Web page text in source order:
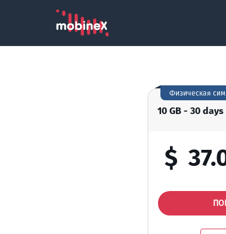
10 GB - 30 days
Физическая сим
$